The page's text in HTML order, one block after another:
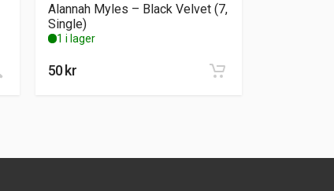
Alannah Myles – Black Velvet (7,
Single)
1 i lager
50kr